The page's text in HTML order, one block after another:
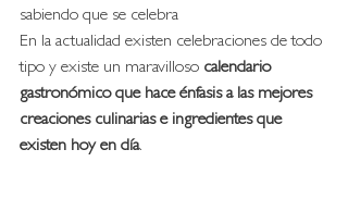
sabiendo que se celebra
En la actualidad existen celebraciones de todo
tipo y existe un maravilloso calendario
gastronómico que hace énfasis a las mejores
creaciones culinarias e ingredientes que
existen hoy en día.